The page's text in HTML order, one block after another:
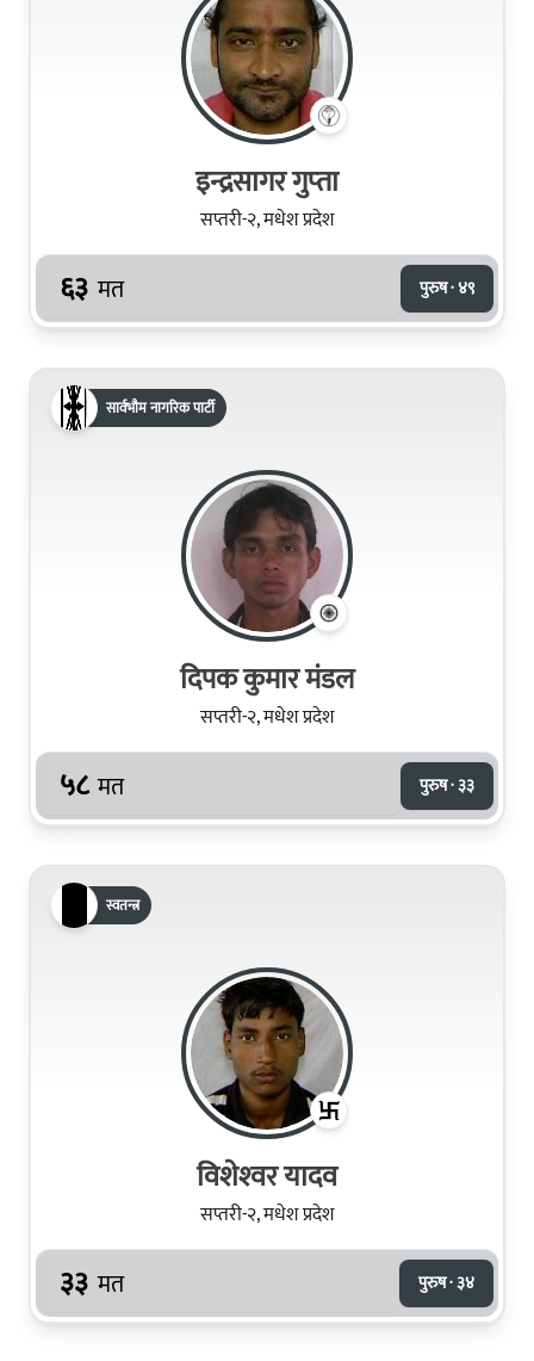
इन्द्रसागर गुप्‍ता
सप्तरी-२, मधेश प्रदेश
६३ मत पुरुष · ४९
सार्वभौम नागरिक पार्टी
दिपक कुमार मंडल
सप्तरी-२, मधेश प्रदेश
५८ मत पुरुष · ३३
स्वतन्त्र
विशेश्‍वर यादव
सप्तरी-२, मधेश प्रदेश
३३ मत पुरुष · ३४